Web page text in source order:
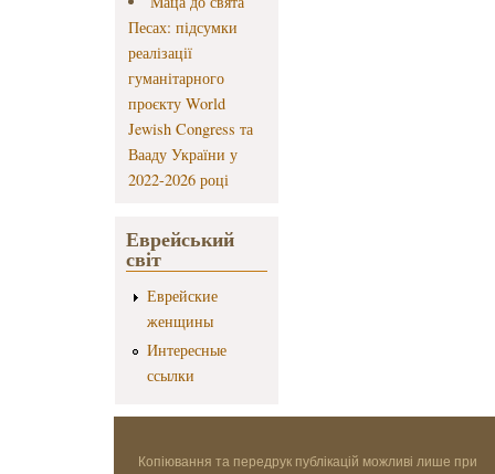
Песах: підсумки
реалізації
гуманітарного
проєкту World
Jewish Congress та
Вааду України у
2022-2026 році
Еврейський
світ
Еврейские
женщины
Интересные
ссылки
Копіювання та передрук публікацій можливі лише при